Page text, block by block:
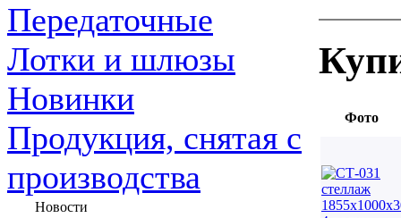
Передаточные
Лотки и шлюзы
Новинки
Продукция, снятая с
производства
Новости
Фото